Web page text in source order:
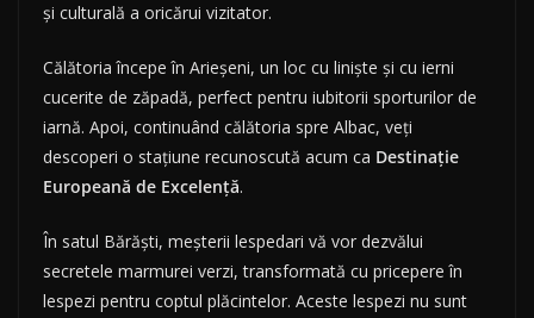
și culturală a oricărui vizitator.
Călătoria începe în Arieșeni, un loc cu liniște și cu ierni
cucerite de zăpadă, perfect pentru iubitorii sporturilor de
iarnă. Apoi, continuând călătoria spre Albac, veți
descoperi o stațiune recunoscută acum ca Destinație
Europeană de Excelență.
În satul Bărăști, meșterii lespedari vă vor dezvălui
secretele marmurei verzi, transformată cu pricepere în
lespezi pentru coptul plăcintelor. Aceste lespezi nu sunt